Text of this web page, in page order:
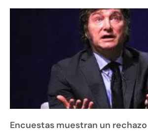
Encuestas muestran un